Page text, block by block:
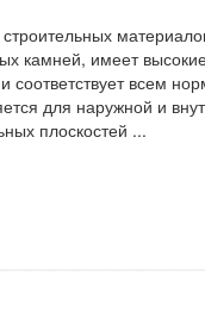
камней, имеет
соответствует всем
для наружной и
плоскостей ...